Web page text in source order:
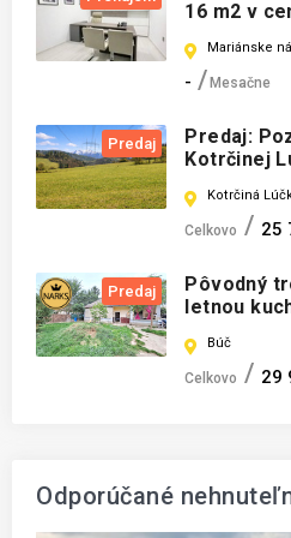
16 m2 v
Mariánske
- Mesačne
Predaj
Predaj:
Kotrčinej
Kotrčiná
Celkovo 25
Predaj
Pôvodný
letnou
Búč
Celkovo 29
Odporúčané